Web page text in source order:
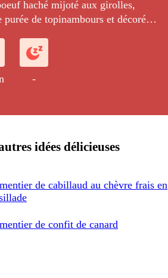
haché mijoté aux girolles,
purée de topinambours et décoré
-
idées délicieuses
de cabillaud au chèvre frais en
de confit de canard